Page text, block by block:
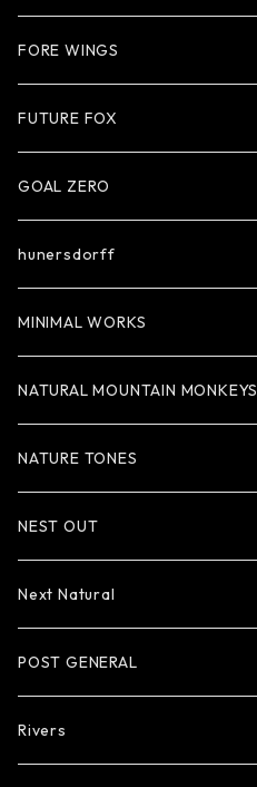
FORE WINGS
FUTURE FOX
GOAL ZERO
hunersdorff
MINIMAL WORKS
NATURAL MOUNTAIN MONKEYS
NATURE TONES
NEST OUT
Next Natural
POST GENERAL
Rivers